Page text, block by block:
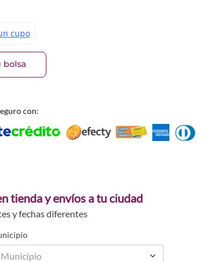
bolsa
con:
tienda y envíos a tu ciudad
y fechas diferentes
Municipio